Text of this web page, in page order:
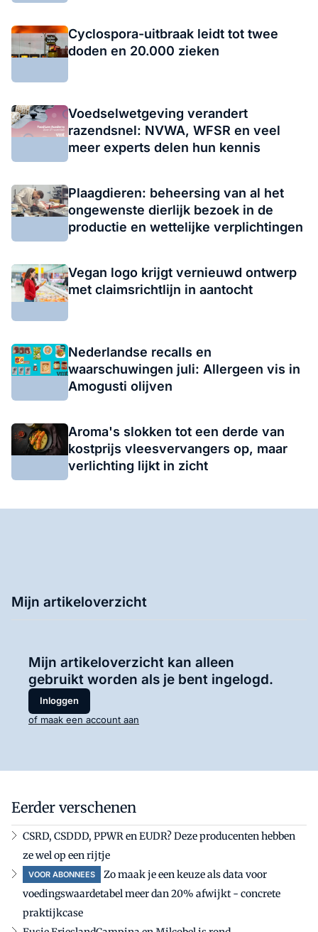
Cyclospora-uitbraak leidt tot twee
doden en 20.000 zieken
Voedselwetgeving verandert
razendsnel: NVWA, WFSR en veel
meer experts delen hun kennis
Plaagdieren: beheersing van al het
ongewenste dierlijk bezoek in de
productie en wettelijke verplichtingen
Vegan logo krijgt vernieuwd ontwerp
met claimsrichtlijn in aantocht
Nederlandse recalls en
waarschuwingen juli: Allergeen vis in
Amogusti olijven
Aroma's slokken tot een derde van
kostprijs vleesvervangers op, maar
verlichting lijkt in zicht
Mijn artikeloverzicht
Mijn artikeloverzicht kan alleen
gebruikt worden als je bent ingelogd.
Inloggen
of maak een account aan
Eerder verschenen
CSRD, CSDDD, PPWR en EUDR? Deze producenten hebben
ze wel op een rijtje
VOOR ABONNEES
Zo maak je een keuze als data voor
voedingswaardetabel meer dan 20% afwijkt - concrete
praktijkcase